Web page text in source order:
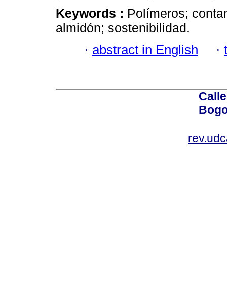
Keywords : Polímeros;
almidón; sostenibilidad.
· abstract in English ·